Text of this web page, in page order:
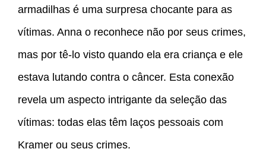
armadilhas é uma surpresa chocante para as
vítimas. Anna o reconhece não por seus crimes,
mas por tê-lo visto quando ela era criança e ele
estava lutando contra o câncer. Esta conexão
revela um aspecto intrigante da seleção das
vítimas: todas elas têm laços pessoais com
Kramer ou seus crimes.